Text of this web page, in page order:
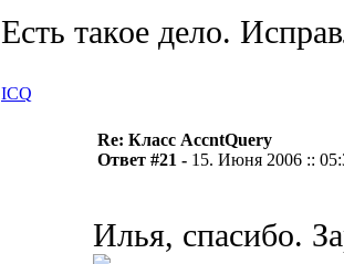
Есть такое дело.
ICQ
Re: Класс AccntQuery
Ответ #21 - 15. Июня 2006 ::
Илья, спасибо.